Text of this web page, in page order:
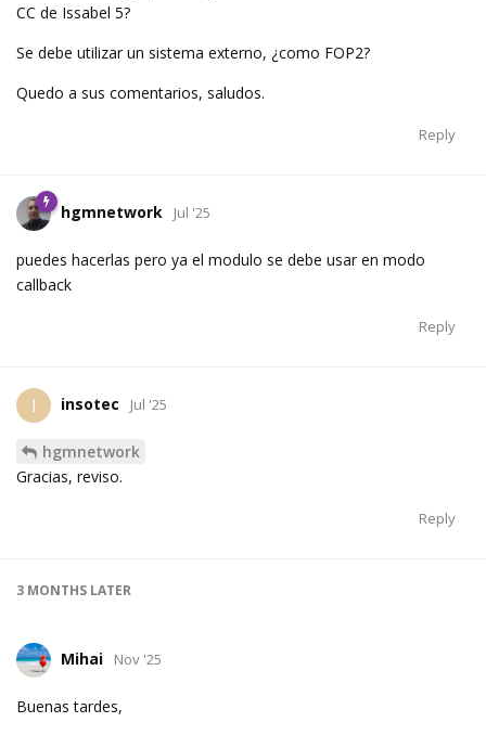
CC de Issabel 5?
Se debe utilizar un sistema externo, ¿como FOP2?
Quedo a sus comentarios, saludos.
Reply
hgmnetwork Jul '25
puedes hacerlas pero ya el modulo se debe usar en modo
callback
Reply
I insotec Jul '25
hgmnetwork
Gracias, reviso.
Reply
3 MONTHS LATER
Mihai Nov '25
Buenas tardes,